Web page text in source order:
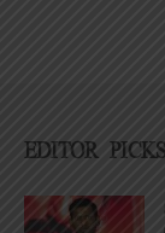
EDITOR PICKS